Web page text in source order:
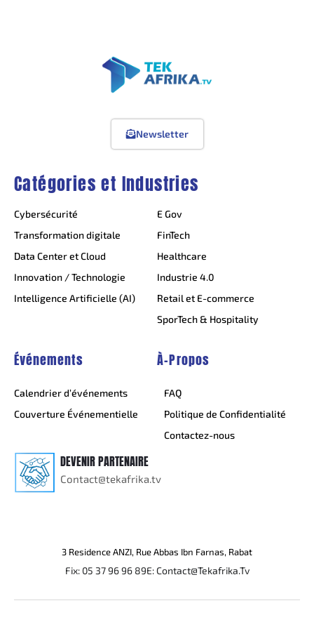
Catégories et Industries
Cybersécurité
Transformation digitale
Data Center et Cloud
Innovation / Technologie
Intelligence Artificielle (AI)
E Gov
FinTech
Healthcare
Industrie 4.0
Retail et E-commerce
SporTech & Hospitality
Événements À-Propos
Calendrier d’événements
Couverture Événementielle
FAQ
Politique de Confidentialité
Contactez-nous
DEVENIR PARTENAIRE
Contact@tekafrika.tv
Newsletter
3 Residence ANZI, Rue Abbas Ibn Farnas, Rabat
Fix: 05 37 96 96 89E: Contact@Tekafrika.Tv